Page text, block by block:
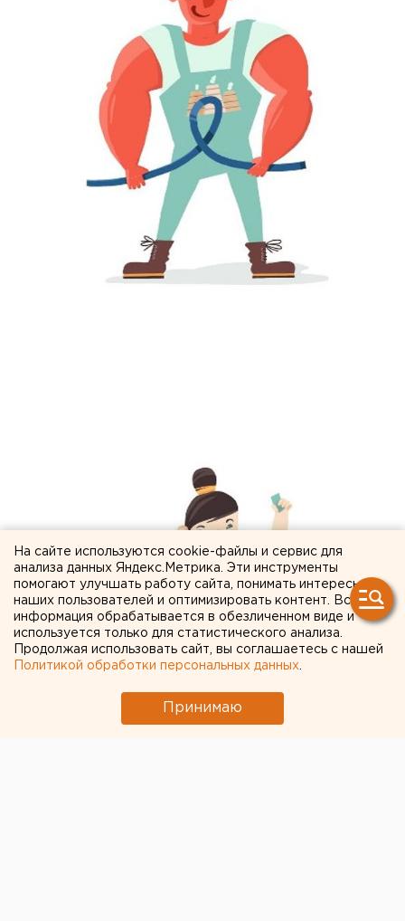
На сайте используются cookie-файлы и сервис для
анализа данных Яндекс.Метрика. Эти инструменты
помогают улучшать работу сайта, понимать интересы
наших пользователей и оптимизировать контент. Вся
информация обрабатывается в обезличенном виде и
используется только для статистического анализа.
Продолжая использовать сайт, вы соглашаетесь с нашей
Политикой обработки персональных данных
Принимаю